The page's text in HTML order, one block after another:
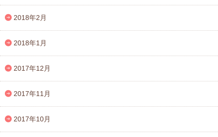
2018年2月
2018年1月
2017年12月
2017年11月
2017年10月